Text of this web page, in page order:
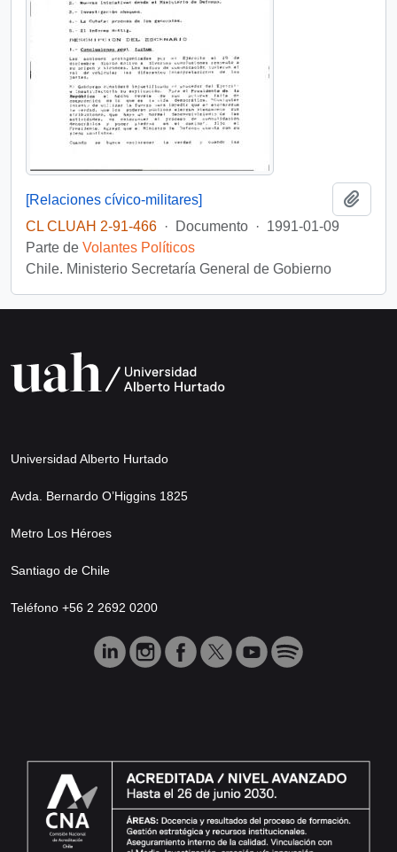
[Relaciones cívico-militares]
CL CLUAH 2-91-466 · Documento · 1991-01-09
Parte de Volantes Políticos
Chile. Ministerio Secretaría General de Gobierno
Universidad Alberto Hurtado
Avda. Bernardo O’Higgins 1825
Metro Los Héroes
Santiago de Chile
Teléfono +56 2 2692 0200